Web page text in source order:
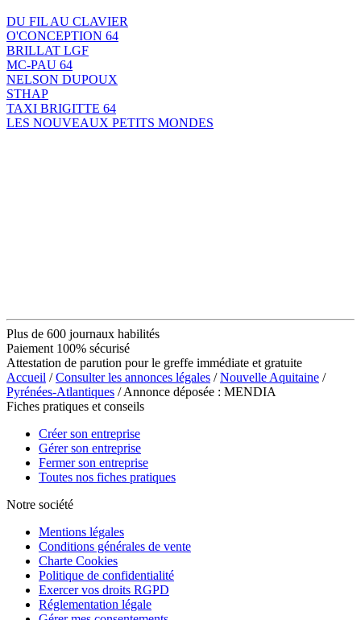
DU FIL AU CLAVIER
O'CONCEPTION 64
BRILLAT LGF
MC-PAU 64
NELSON DUPOUX
STHAP
TAXI BRIGITTE 64
LES NOUVEAUX PETITS MONDES
Plus de 600 journaux habilités
Paiement 100% sécurisé
Attestation de parution pour le greffe immédiate et gratuite
Accueil /Consulter les annonces légales /Nouvelle Aquitaine /
Pyrénées-Atlantiques / Annonce déposée : MENDIA
Fiches pratiques et conseils
Créer son entreprise
Gérer son entreprise
Fermer son entreprise
Toutes nos fiches pratiques
Notre société
Mentions légales
Conditions générales de vente
Charte Cookies
Politique de confidentialité
Exercer vos droits RGPD
Réglementation légale